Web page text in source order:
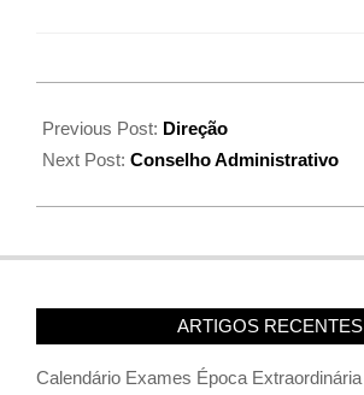
Previous Post: Direção
Next Post: Conselho Administrativo
ARTIGOS RECENTES
Calendário Exames Época Extraordinária